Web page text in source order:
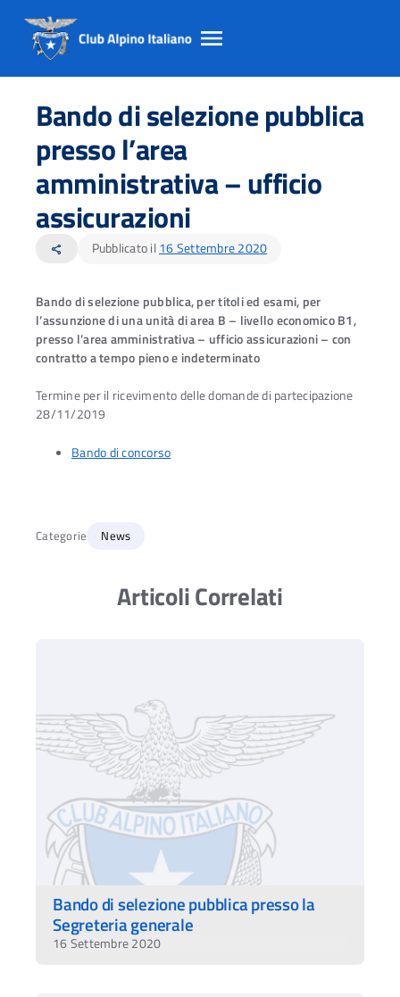
Salta
contento
Salta
Salta
Bando di selezione pubblica
presso l’area
amministrativa – ufficio
assicurazioni
share Pubblicato il 16 Settembre 2020
Bando di selezione pubblica, per titoli ed esami, per
l’assunzione di una unità di area B – livello economico B1,
presso l’area amministrativa – ufficio assicurazioni – con
contratto a tempo pieno e indeterminato
Termine per il ricevimento delle domande di partecipazione
28/11/2019
Bando di concorso
Categorie News
Articoli Correlati
Bando di selezione pubblica presso la
Segreteria generale
16 Settembre 2020